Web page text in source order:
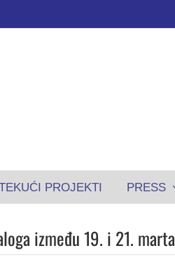
PROJEKTI PRESS
između 19. i 21. marta